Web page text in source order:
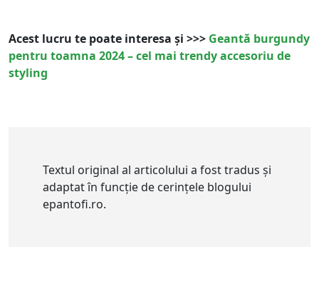
Acest lucru te poate interesa și >>> Geantă burgundy
pentru toamna 2024 – cel mai trendy accesoriu de
styling
Textul original al articolului a fost tradus și
adaptat în funcție de cerințele blogului
epantofi.ro.